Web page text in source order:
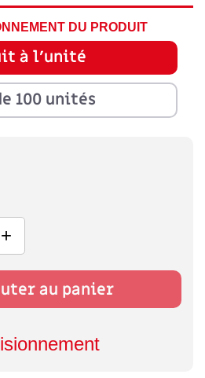
DU PRODUIT
à l'unité
100 unités
au panier